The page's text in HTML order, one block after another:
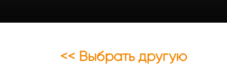
<< Выбрать другую